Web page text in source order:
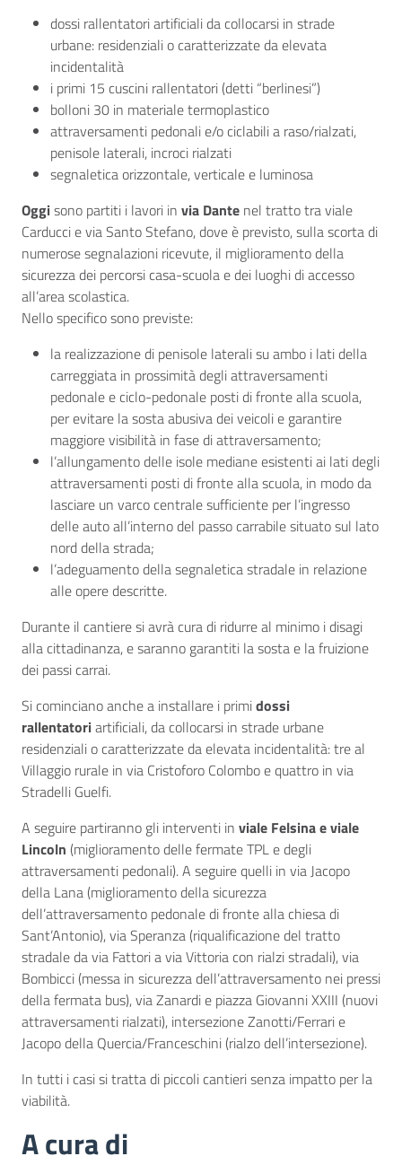
dossi rallentatori artificiali da collocarsi in strade
urbane: residenziali o caratterizzate da elevata
incidentalità
i primi 15 cuscini rallentatori (detti “berlinesi”)
bolloni 30 in materiale termoplastico
attraversamenti pedonali e/o ciclabili a raso/rialzati,
penisole laterali, incroci rialzati
segnaletica orizzontale, verticale e luminosa
Oggisono partiti i lavori in via Dante nel tratto tra viale
Carducci e via Santo Stefano, dove è previsto, sulla scorta di
numerose segnalazioni ricevute, il miglioramento della
sicurezza dei percorsi casa-scuola e dei luoghi di accesso
all’area scolastica.
Nello specifico sono previste:
la realizzazione di penisole laterali su ambo i lati della
carreggiata in prossimità degli attraversamenti
pedonale e ciclo-pedonale posti di fronte alla scuola,
per evitare la sosta abusiva dei veicoli e garantire
maggiore visibilità in fase di attraversamento;
l’allungamento delle isole mediane esistenti ai lati degli
attraversamenti posti di fronte alla scuola, in modo da
lasciare un varco centrale sufficiente per l’ingresso
delle auto all’interno del passo carrabile situato sul lato
nord della strada;
l’adeguamento della segnaletica stradale in relazione
alle opere descritte.
Durante il cantiere si avrà cura di ridurre al minimo i disagi
alla cittadinanza, e saranno garantiti la sosta e la fruizione
dei passi carrai.
Si cominciano anche a installare i primidossi
rallentatoriartificiali, da collocarsi in strade urbane
residenziali o caratterizzate da elevata incidentalità: tre al
Villaggio rurale in via Cristoforo Colombo e quattro in via
Stradelli Guelfi.
A seguire partiranno gli interventi in viale Felsina e viale
Lincoln (miglioramento delle fermate TPL e degli
attraversamenti pedonali). A seguire quelli in via Jacopo
della Lana (miglioramento della sicurezza
dell’attraversamento pedonale di fronte alla chiesa di
Sant’Antonio), via Speranza (riqualificazione del tratto
stradale da via Fattori a via Vittoria con rialzi stradali), via
Bombicci (messa in sicurezza dell’attraversamento nei pressi
della fermata bus), via Zanardi e piazza Giovanni XXIII (nuovi
attraversamenti rialzati), intersezione Zanotti/Ferrari e
Jacopo della Quercia/Franceschini (rialzo dell’intersezione).
In tutti i casi si tratta di piccoli cantieri senza impatto per la
viabilità.
A cura di